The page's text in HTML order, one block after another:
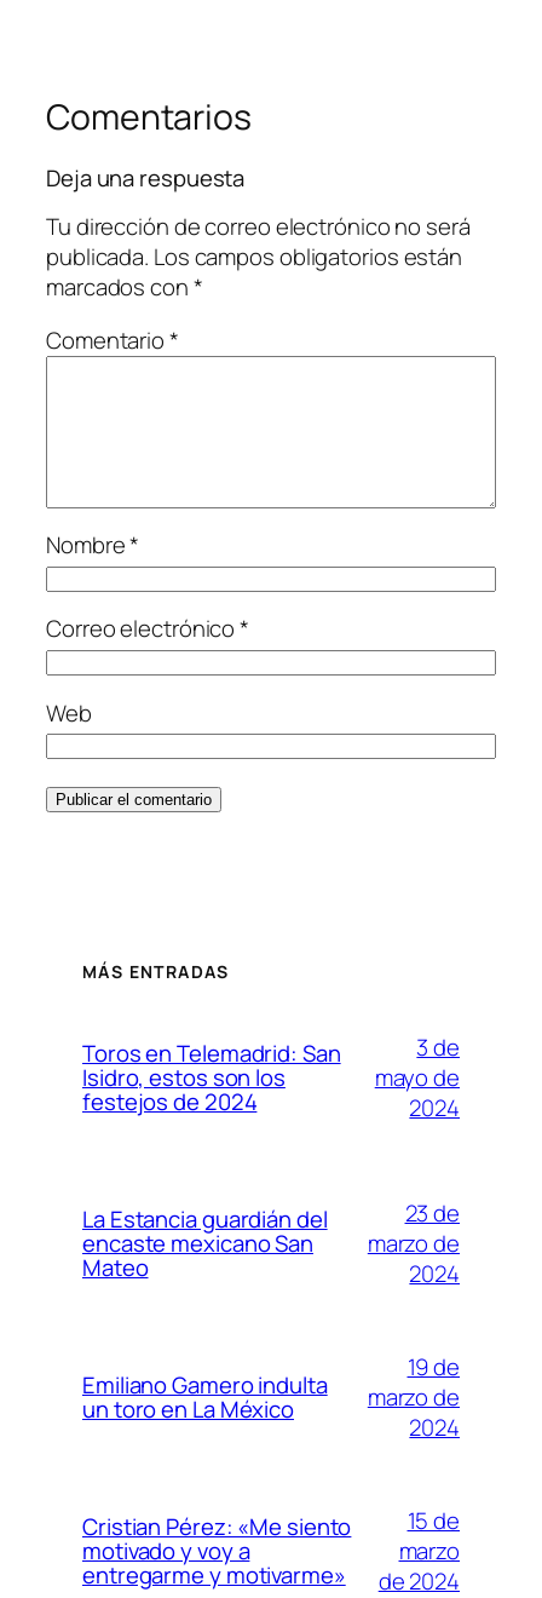
Comentarios
Deja una respuesta
Tu dirección de correo electrónico no será
publicada. Los campos obligatorios están
marcados con*
Comentario*
Nombre*
Correo electrónico*
Web
MÁS ENTRADAS
Toros en Telemadrid: San
Isidro, estos son los
festejos de 2024
3 de
mayo de
2024
La Estancia guardián del
encaste mexicano San
Mateo
23 de
marzo de
2024
Emiliano Gamero indulta
un toro en La México
19 de
marzo de
2024
Cristian Pérez: «Me siento
motivado y voy a
entregarme y motivarme»
15 de
marzo
de 2024